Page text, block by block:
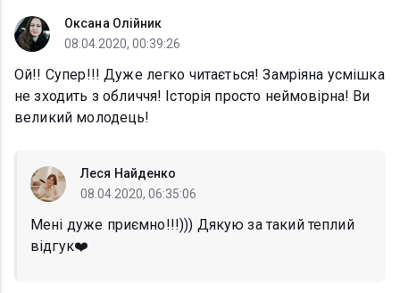
Оксана Олійник
08.04.2020, 00:39:26
Ой!! Супер!!! Дуже легко читається! Замріяна усмішка
не зходить з обличчя! Історія просто неймовірна! Ви
великий молодець!
Леся Найденко
08.04.2020, 06:35:06
Мені дуже приємно!!!))) Дякую за такий теплий
відгук❤️